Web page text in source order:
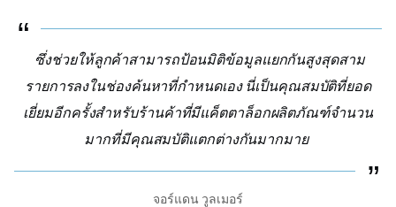
ซึ่งช่วยให้ลูกค้าสามารถป้อนมิติข้อมูลแยกกันสูงสุดสาม
รายการลงในช่องค้นหาที่กำหนดเอง นี่เป็นคุณสมบัติที่ยอด
เยี่ยมอีกครั้งสำหรับร้านค้าที่มีแค็ตตาล็อกผลิตภัณฑ์จำนวน
มากที่มีคุณสมบัติแตกต่างกันมากมาย
จอร์แดน วูลเมอร์